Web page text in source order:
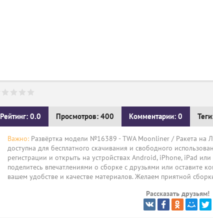
Рейтинг: 0.0 Просмотров: 400 Комментарии: 0
Важно: Развёртка модели №16389 - TWA Moonliner / Ракета на
доступна для бесплатного скачивания и свободного
регистрации и открыть на устройствах Android, iPhone, iPad
поделитесь впечатлениями о сборке с друзьями или оставите
вашем удобстве и качестве материалов. Желаем приятной
Рассказать друзьям!